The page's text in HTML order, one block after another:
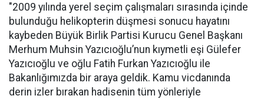
"2009 yılında yerel seçim çalışmaları sırasında içinde
bulunduğu helikopterin düşmesi sonucu hayatını
kaybeden Büyük Birlik Partisi Kurucu Genel Başkanı
Merhum Muhsin Yazıcıoğlu’nun kıymetli eşi Gülefer
Yazıcıoğlu ve oğlu Fatih Furkan Yazıcıoğlu ile
Bakanlığımızda bir araya geldik. Kamu vicdanında
derin izler bırakan hadisenin tüm yönleriyle